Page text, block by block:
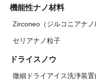
機能性ナノ材料
Zirconeo（ジルコニアナノ
セリアナノ粒子
ドライスノウ
微細ドライアイス洗浄装